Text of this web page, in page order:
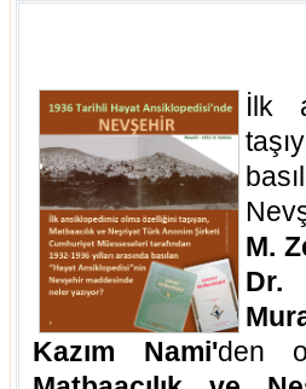
İlk
M.
Dr.
Kazım Nami'den